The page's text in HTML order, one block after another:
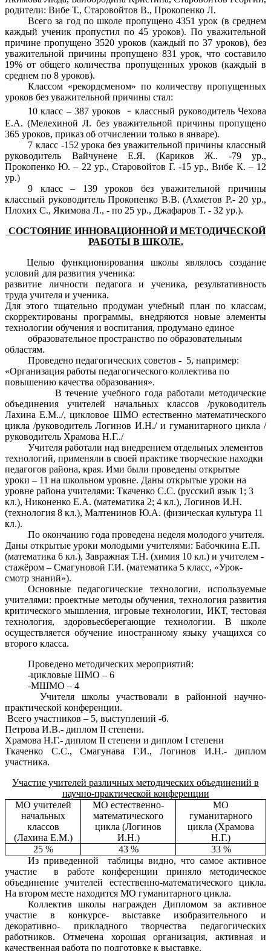
родители: Вибе Т., Старовойтов В., Прокопенко Л.
Всего за год по школе пропущено 4351 урок (в среднем
каждый ученик пропустил по 45 уроков). По уважительной
причине пропущено 3520 уроков (каждый по 37 уроков), без
уважительной причины пропущено 831 урок, что составило
19% от общего количества пропущенных уроков (каждый в
среднем по 8 уроков).
Классом «рекордсменом» по количеству пропущенных
уроков без уважительной причины стал:
10 класс – 387 уроков -классный руководитель Чехова
Е.А. (Мелехиной Л. без уважительной причины пропущено
365 уроков, приказ об отчислении только в январе).
7 класс -152 урока без уважительной причины классный
руководитель Вайчунене Е.Я. (Кариков Ж.. -79 ур.,
Прокопенко Ю. – 22 ур., Старовойтов Г. -15 ур., Вибе К. – 12
ур.)
9 класс – 139 уроков без уважительной причины
классный руководитель Прокопенко В.В. (Ахметов Р.- 20 ур.,
Плохих С., Якимова Л., - по 25 ур., Джафаров Т. - 32 ур.).
СОСТОЯНИЕ ИННОВАЦИОННОЙ И МЕТОДИЧЕСКОЙ
РАБОТЫ В ШКОЛЕ.
Целью функционирования школы являлось создание
условий для развития ученика:
развитие личности педагога и ученика, результативность
труда учителя и ученика.
Для этого тщательно продуман учебный план по классам,
скорректированы программы, внедряются новые элементы
технологии обучения и воспитания, продумано единое
образовательное пространство по образовательным
областям.
Проведено педагогических советов - 5, например:
«Организация работы педагогического коллектива по
повышению качества образования».
В течение учебного года работали методические
объединения учителей начальных классов /руководитель
Лахина Е.М../, цикловое ШМО естественно математического
цикла /руководитель Логинов И.Н./ и гуманитарного цикла /
руководитель Храмова Н.Г../
Учителя работали над внедрением отдельных элементов
технологий, применяли в своей практике творческие находки
педагогов района, края. Ими были проведены открытые
уроки – 11 на школьном уровне. Даны открытые уроки на
уровне района учителями: Ткаченко С.С. (русский язык 1; 3
кл.), Никоненко Е.А. (математика 2; 4 кл.), Логинов И.Н.
(технология 8 кл.), Малтенинов Ю.А. (физическая культура 11
кл.).
По окончанию года проведена неделя молодого учителя.
Даны открытые уроки молодыми учителями: Бабочкина Е.П.
(математика 6 кл.), Завражная Т.Н. (химия 10 кл.) и учителем -
стажёром – Смагуновой Г.И. (математика 5 класс, «Урок-
смотр знаний»).
Основные педагогические технологии, используемые
учителями: проектные методы обучения, технология развития
критического мышления, игровые технологии, ИКТ, тестовая
технология, здоровьесберегающие технологии. В школе
осуществляется обучение иностранному языку учащихся со
второго класса.
Проведено методических мероприятий:
-цикловые ШМО – 6
-МШМО – 4
Учителя школы участвовали в районной научно-
практической конференции.
Всего участников – 5, выступлений -6.
Петрова И.В.- диплом II степени.
Храмова Н.Г.- диплом II степени и диплом I степени
Ткаченко С.С., Смагунава Г.И., Логинов И.Н.- диплом
участника.
Участие учителей различных методических объединений в
научно-практической конференции
МО учителей
начальных
классов
(Лахина Е.М.)
МО естественно-
математического
цикла (Логинов
И.Н.)
МО
гуманитарного
цикла (Храмова
Н.Г.)
25 %
43 %
33 %
Из приведенной таблицы видно, что самое активное
участие в работе конференции приняло методическое
объединение учителей естественно-математического цикла.
На втором месте находится МО гуманитарного цикла.
Коллектив школы награжден Дипломом за активное
участие в конкурсе- выставке изобразительного и
декоративно- прикладного творчества педагогических
работников. Отмечена хорошая организация, активная и
качественная работа по подготовке к выставке.